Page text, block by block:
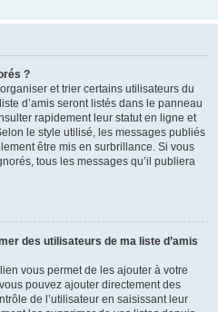
?
et trier certains utilisateurs du
d’amis seront listés dans le panneau
rapidement leur statut en ligne et
le style utilisé, les messages publiés
être mis en surbrillance. Si vous
tous les messages qu’il publiera
des utilisateurs de ma liste d’amis
vous permet de les ajouter à votre
pouvez ajouter directement des
de l’utilisateur en saisissant leur